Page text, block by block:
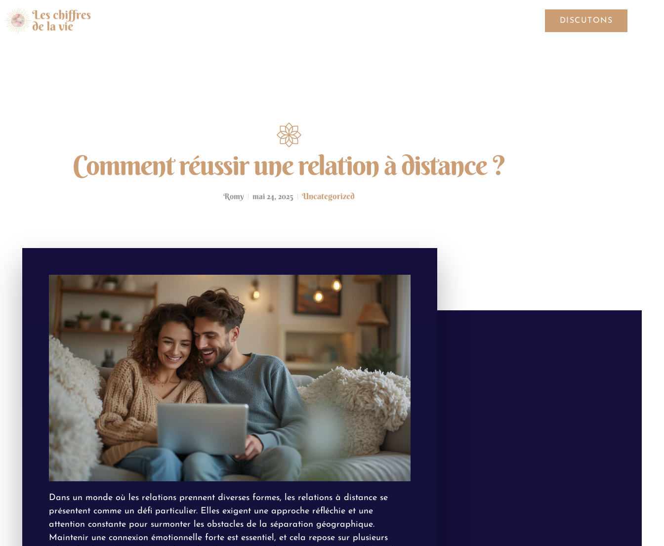
DISCUTONS
Comment réussir une relation à distance ?
Romy mai 24, 2025 Uncategorized
Dans un monde où les relations prennent diverses formes, les relations à distance se
présentent comme un défi particulier. Elles exigent une approche réfléchie et une
attention constante pour surmonter les obstacles de la séparation géographique.
Maintenir une connexion émotionnelle forte est essentiel, et cela repose sur plusieurs